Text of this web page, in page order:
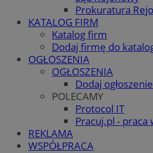
Prokuratura
KATALOG FIRM
Katalog firm
Dodaj firmę do
OGŁOSZENIA
OGŁOSZENIA
Dodaj ogłoszenie
POLECAMY
Protocol IT
Pracuj.pl - praca
REKLAMA
WSPÓŁPRACA